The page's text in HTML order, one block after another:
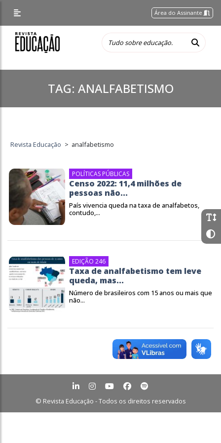
Área do Assinante
TAG: ANALFABETISMO
Revista Educação > analfabetismo
POLÍTICAS PÚBLICAS
Censo 2022: 11,4 milhões de
pessoas não...
País vivencia queda na taxa de analfabetos,
contudo,...
EDIÇÃO 246
Taxa de analfabetismo tem leve
queda, mas...
Número de brasileiros com 15 anos ou mais que
não...
© Revista Educação - Todos os direitos reservados